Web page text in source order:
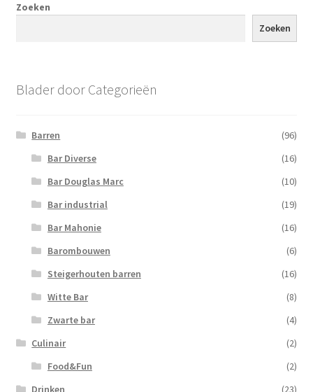
Zoeken
Zoeken
Blader door Categorieën
Barren
(96)
Bar Diverse
(16)
Bar Douglas Marc
(10)
Bar industrial
(19)
Bar Mahonie
(16)
Barombouwen
(6)
Steigerhouten barren
(16)
Witte Bar
(8)
Zwarte bar
(4)
Culinair
(2)
Food&Fun
(2)
Drinken
(23)